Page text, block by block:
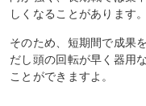
しくなることがあります。
そのため、短期間で成果
だし頭の回転が早く器用
ことができますよ。